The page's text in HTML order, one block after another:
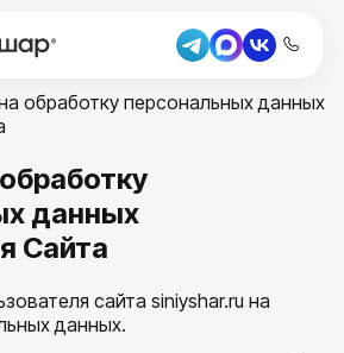
обработку персональных данных
данных
Сайта
сайта siniyshar.ru на
данных.